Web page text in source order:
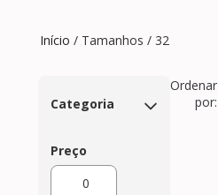
Início / Tamanhos / 32
Categoria
Preço
Ordenar
por: